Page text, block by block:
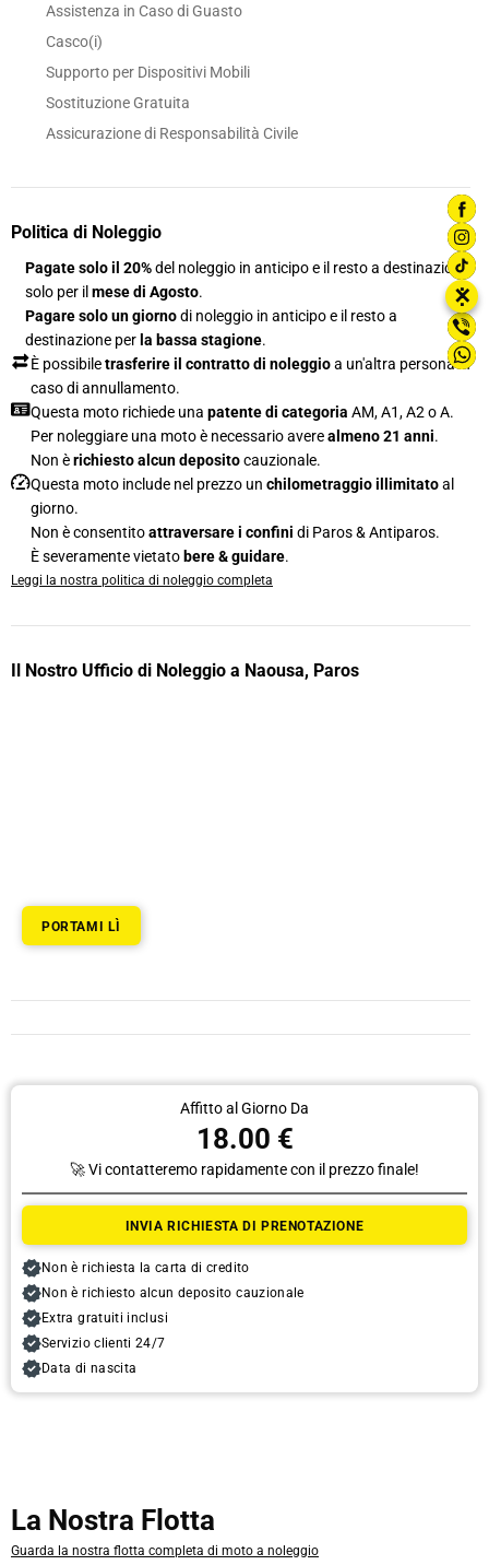
Assistenza in Caso di Guasto
Casco(i)
Supporto per Dispositivi Mobili
Sostituzione Gratuita
Assicurazione di Responsabilità Civile
Politica di Noleggio
Pagate solo il 20%del noleggio in anticipo e il resto a destinazione
solo per il mese di Agosto.
Pagare solo un giornodi noleggio in anticipo e il resto a
destinazione per la bassa stagione.
È possibiletrasferire il contratto di noleggioa un'altra persona in
caso di annullamento.
Questa moto richiede una patente di categoria AM, A1, A2 o A.
Per noleggiare una moto è necessario averealmeno 21 anni.
Non èrichiesto alcun depositocauzionale.
Questa moto include nel prezzo un chilometraggio illimitatoal
giorno.
Non è consentitoattraversare i confini di Paros & Antiparos.
È severamente vietato bere & guidare.
Leggi la nostra politica di noleggio completa
Il Nostro Ufficio di Noleggio a Naousa, Paros
PORTAMI LÌ
Affitto al Giorno Da
18.00 €
🚀 Vi contatteremo rapidamente con il prezzo finale!
Ritiro
Data
Tempo
Data
INVIA RICHIESTA DI PRENOTAZIONE
Non è richiesta la carta di credito
Non è richiesto alcun deposito cauzionale
Extra gratuiti inclusi
Servizio clienti 24/7
Data di nascita
⋮
✕
La Nostra Flotta
Guarda la nostra flotta completa di moto a noleggio